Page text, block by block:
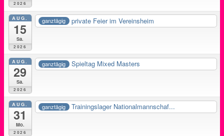
2026
AUG.
15
Sa.
2026
ganztägig private Feier im Vereinsheim
AUG.
29
Sa.
2026
ganztägig Spieltag Mixed Masters
AUG.
31
Mo.
2026
ganztägig Trainingslager Nationalmannschaf...